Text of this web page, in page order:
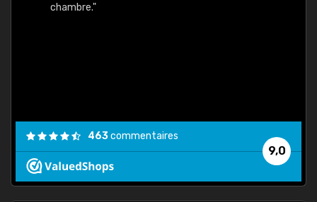
chambre."
9,0
463commentaires